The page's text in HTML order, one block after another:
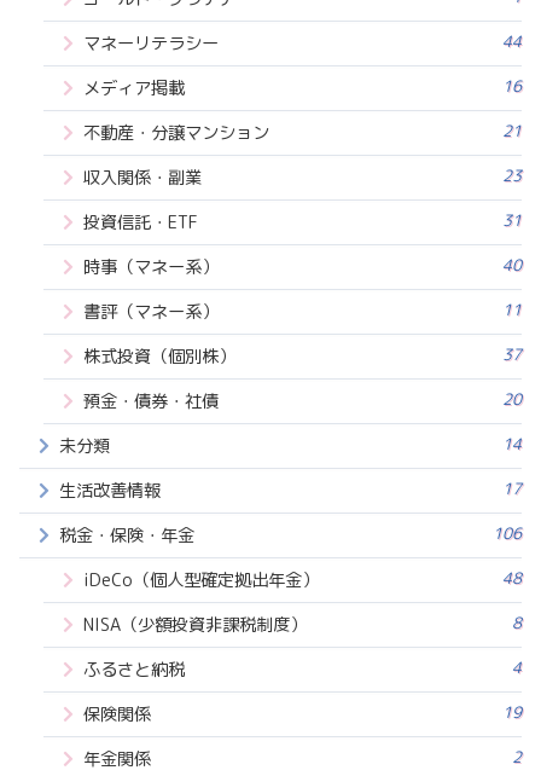
マネーリテラシー 44
メディア掲載 16
不動産・分譲マンション 21
収入関係・副業 23
投資信託・ETF 31
時事（マネー系） 40
書評（マネー系） 11
株式投資（個別株） 37
預金・債券・社債 20
未分類 14
生活改善情報 17
税金・保険・年金 106
iDeCo（個人型確定拠出年金） 48
NISA（少額投資非課税制度） 8
ふるさと納税 4
保険関係 19
年金関係 2